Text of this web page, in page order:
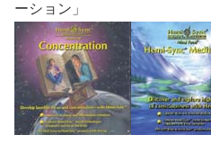
ーション」